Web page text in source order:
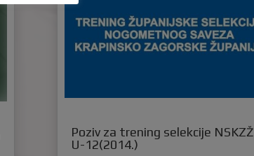
Poziv za trening selekcije NSKZŽ
U-12(2014.)